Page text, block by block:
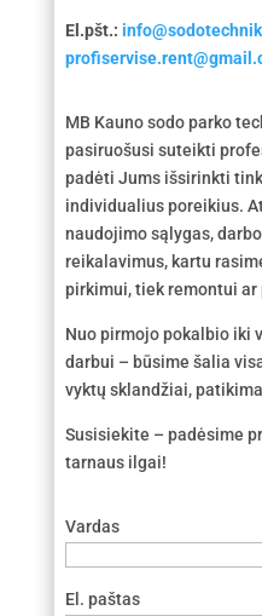
El.pšt.:
MB Kauno sodo parko
pasiruošusi suteikti
padėti Jums išsirinkti
individualius poreikius.
naudojimo sąlygas,
reikalavimus, kartu
pirkimui, tiek remontui ar
Nuo pirmojo pokalbio iki
darbui – būsime šalia
vyktų sklandžiai,
Susisiekite – padėsime
tarnaus ilgai!
Vardas
El. paštas